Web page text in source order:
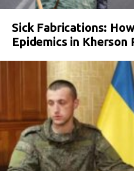
Sick Fabrications:
Epidemics in Kherson